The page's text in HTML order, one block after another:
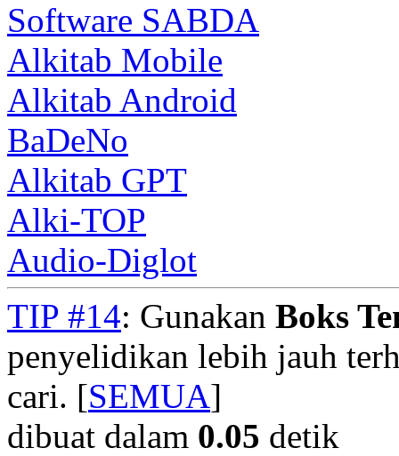
Software SABDA
Alkitab Mobile
Alkitab Android
BaDeNo
Alkitab GPT
Alki-TOP
Audio-Diglot
TIP #14: Gunakan Boks
penyelidikan lebih jauh
cari. [SEMUA]
dibuat dalam 0.05 detik